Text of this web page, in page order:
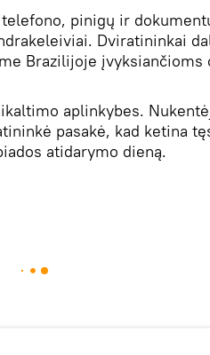
pinigų ir
Dviratininkai
Brazilijoje
aplinkybes.
pasakė, kad ketina
atidarymo dieną.